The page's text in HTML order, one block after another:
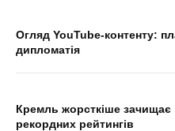
Огляд YouTube-контенту:
дипломатія
Кремль жорсткіше зачищає
рекордних рейтингів